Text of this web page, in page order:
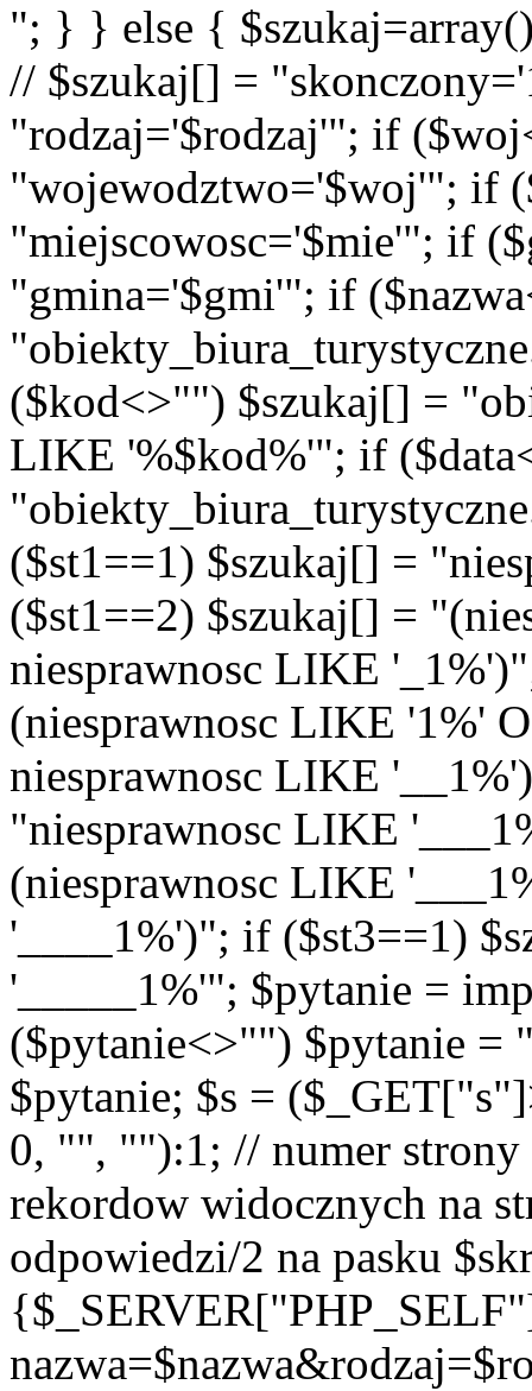
"; } } else {
// $szukaj[] =
"rodzaj='$rodzaj'"; if
"wojewodztwo='$woj'"; if
"miejscowosc='$mie'"; if
"gmina='$gmi'"; if
($kod<>"") $szukaj[] =
LIKE '%$kod%'"; if
($st1==1) $szukaj[] =
($st1==2) $szukaj[] =
niesprawnosc LIKE
(niesprawnosc LIKE '1%'
niesprawnosc LIKE
"niesprawnosc LIKE
(niesprawnosc LIKE
'____1%')"; if ($st3==1)
'_____1%'"; $pytanie =
($pytanie<>"") $pytanie =
$pytanie; $s =
0, "", ""):1; // numer
rekordow widocznych na
odpowiedzi/2 na pasku